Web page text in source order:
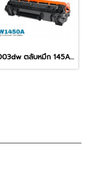
HP 3003dw ตลับหมึก 145A พิมพ์เข้ม คมชัด รับประกัน 100%